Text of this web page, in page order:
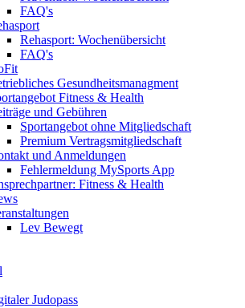
FAQ's
Rehasport: Wochenübersicht
FAQ's
Gesundheitsmanagment
Fitness & Health
und Gebühren
Sportangebot ohne Mitgliedschaft
Premium Vertragsmitgliedschaft
und Anmeldungen
Fehlermeldung MySports App
Fitness & Health
Lev Bewegt
Judopass